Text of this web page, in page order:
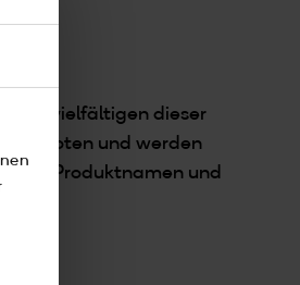
Vervielfältigen dieser
verboten und werden
Produktnamen und